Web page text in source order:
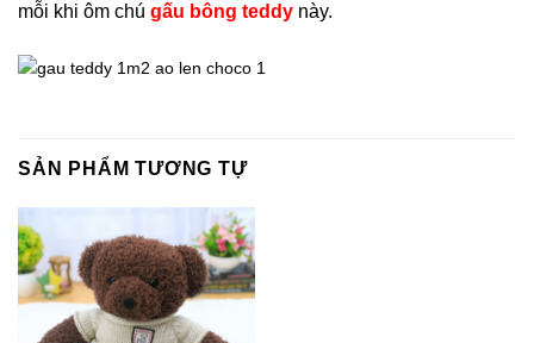
mỗi khi ôm chú gấu bông teddy này.
SẢN PHẨM TƯƠNG TỰ